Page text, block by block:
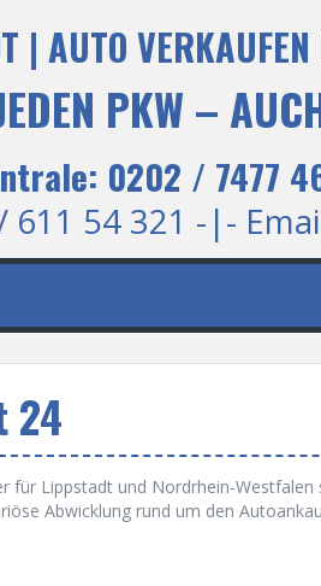
| AUTO
PKW –
0202 / 7477
54 321 -|-
24
für Lippstadt und Nordrhein-Westfalen
Abwicklung rund um den